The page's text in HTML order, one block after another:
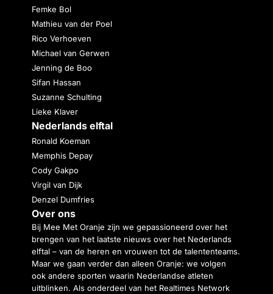
Femke Bol
Mathieu van der Poel
Rico Verhoeven
Michael van Gerwen
Jenning de Boo
Sifan Hassan
Suzanne Schulting
Lieke Klaver
Nederlands elftal
Ronald Koeman
Memphis Depay
Cody Gakpo
Virgil van Dijk
Denzel Dumfries
Over ons
Bij Mee Met Oranje zijn we gepassioneerd over het
brengen van het laatste nieuws over het Nederlands
elftal – van de heren en vrouwen tot de talententeams.
Maar we gaan verder dan alleen Oranje: we volgen
ook andere sporten waarin Nederlandse atleten
uitblinken. Als onderdeel van het Realtimes Network